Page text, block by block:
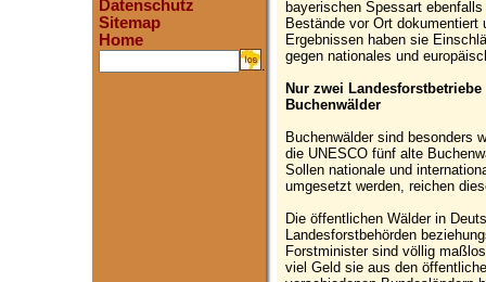
Datenschutz
Sitemap
Home
.
bayerischen Spessart
Bestände vor Ort dokumentiert
Ergebnissen haben sie
gegen nationales und
Nur zwei
Buchenwälder
Buchenwälder sind besonders
die UNESCO fünf alte
Sollen nationale und
umgesetzt werden, reichen
Die öffentlichen Wälder in
Landesforstbehörden
Forstminister sind völlig
viel Geld sie aus den